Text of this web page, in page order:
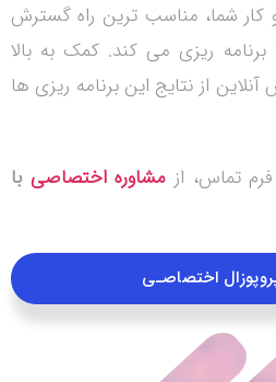
کار شما، مناسب ترین راه گسترش
ریزی می کند. کمک به بالا
از نتایج این برنامه ریزی ها
تماس، از مشاوره اختصاصی با
اختصاصـی